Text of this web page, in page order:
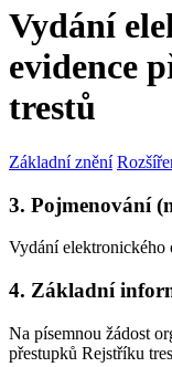
Vydání
evidence
trestů
Základní znění
3. Pojmenování
Vydání elektronického
4. Základní
Na písemnou žádost
přestupků Rejstříku